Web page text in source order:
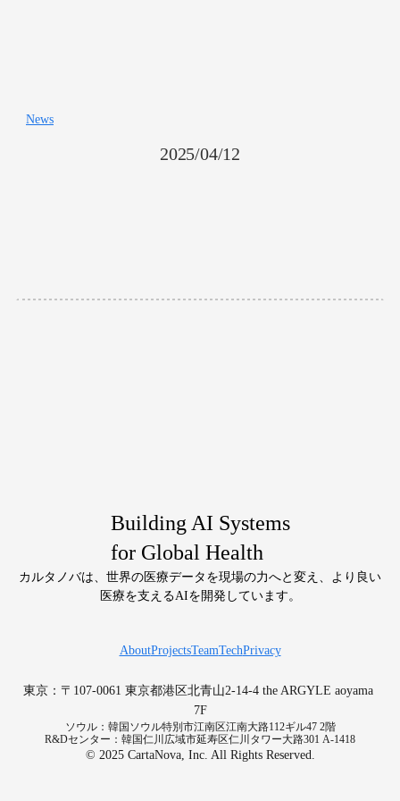
2025/04/12
News
Building AI Systems
for Global Health
カルタノバは、世界の医療データを現場の力へと変え、より良い
医療を支えるAIを開発しています。
AboutProjectsTeamTechPrivacy
東京：〒107-0061 東京都港区北青山2-14-4 the ARGYLE aoyama
7F
ソウル：韓国ソウル特別市江南区江南大路112ギル47 2階
R&Dセンター：韓国仁川広域市延寿区仁川タワー大路301 A-1418
© 2025 CartaNova, Inc. All Rights Reserved.